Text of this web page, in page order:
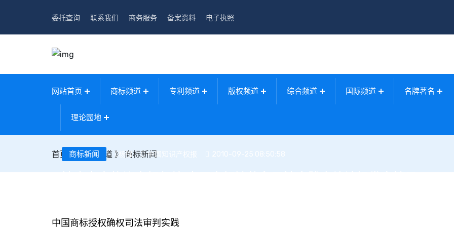
委托查询 联系我们 商务服务 备案资料 电子执照
网站首页 商标频道 专利频道 版权频道 综合频道 国际频道 名牌著名
理论园地
首页 》商标频道 》商标新闻
商标新闻 杨强 中国知识产权报 2010-09-25 08:50:58
中国商标授权确权司法审判实践